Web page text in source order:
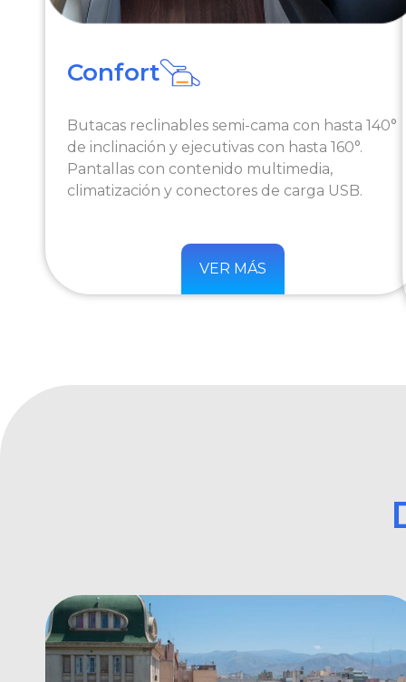
Confort
Butacas reclinables semi-cama con hasta 140°
de inclinación y ejecutivas con hasta 160°.
Pantallas con contenido multimedia,
climatización y conectores de carga USB.
VER MÁS